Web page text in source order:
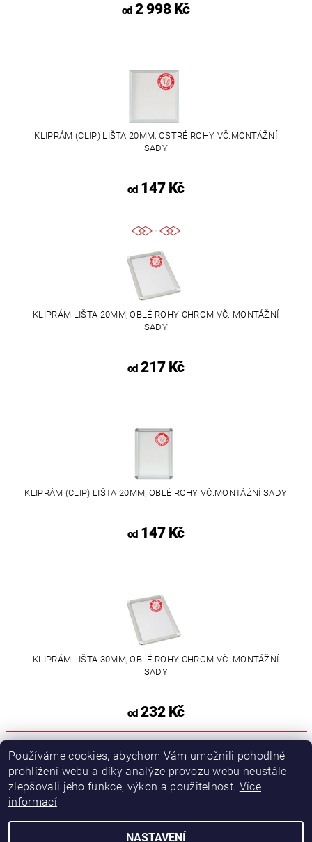
od2 998 Kč
KLIPRÁM (CLIP) LIŠTA 20MM, OSTRÉ ROHY VČ.MONTÁŽNÍ
SADY
od147 Kč
KLIPRÁM LIŠTA 20MM, OBLÉ ROHY CHROM VČ. MONTÁŽNÍ
SADY
od217 Kč
KLIPRÁM (CLIP) LIŠTA 20MM, OBLÉ ROHY VČ.MONTÁŽNÍ SADY
od147 Kč
KLIPRÁM LIŠTA 30MM, OBLÉ ROHY CHROM VČ. MONTÁŽNÍ
SADY
od232 Kč
Podmínky ochrany osobních údajů
Obchodní podmínky
Používáme cookies, abychom Vám umožnili pohodlné
prohlížení webu a díky analýze provozu webu neustále
zlepšovali jeho funkce, výkon a použitelnost. Více
informací
NASTAVENÍ